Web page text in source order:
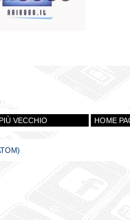
VECCHIO HOME